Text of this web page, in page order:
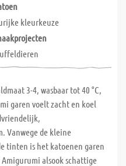
kleurkeuze
3-4, wasbaar tot 40 °C,
garen voelt zacht en koel
Vanwege de kleine
tinten is het katoenen garen
alsook schattige